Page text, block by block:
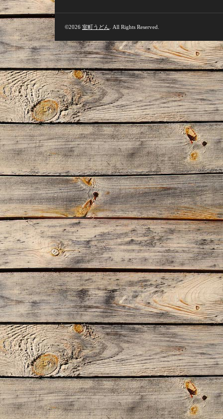
©2026 室町うどん . All Rights Reserved.